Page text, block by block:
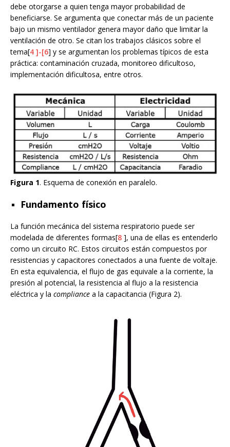
debe otorgarse a quien tenga mayor probabilidad de
beneficiarse. Se argumenta que conectar más de un paciente
bajo un mismo ventilador genera mayor daño que limitar la
ventilación de otro. Se citan los trabajos clásicos sobre el
tema[4 ]-[6] y se argumentan los problemas típicos de esta
práctica: contaminación cruzada, monitoreo dificultoso,
implementación dificultosa, entre otros.
Figura 1. Esquema de conexión en paralelo.
Fundamento físico
La función mecánica del sistema respiratorio puede ser
modelada de diferentes formas[8 ], una de ellas es entenderlo
como un circuito RC. Estos circuitos están compuestos por
resistencias y capacitores conectados a una fuente de voltaje.
En esta equivalencia, el flujo de gas equivale a la corriente, la
presión al potencial, la resistencia al flujo a la resistencia
eléctrica y la compliance a la capacitancia (Figura 2).